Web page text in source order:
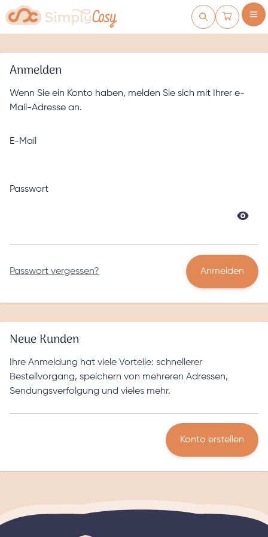
Zum Inhalt springen
Warenkorb
Anmelden
Wenn Sie ein Konto haben, melden Sie sich mit Ihrer e-
Mail-Adresse an.
E-Mail
Passwort
Anmelden
Passwort vergessen?
Neue Kunden
Ihre Anmeldung hat viele Vorteile: schnellerer
Bestellvorgang, speichern von mehreren Adressen,
Sendungsverfolgung und vieles mehr.
Konto erstellen